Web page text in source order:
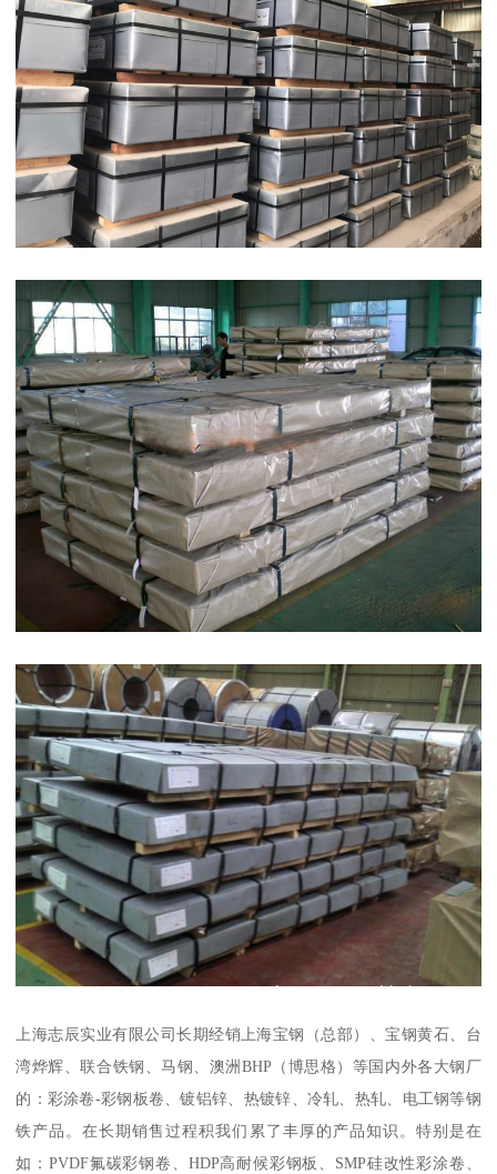
上海志辰实业有限公司长期经销上海宝钢（总部）、宝钢黄石、台
湾烨辉、联合铁钢、马钢、澳洲BHP（博思格）等国内外各大钢厂
的：彩涂卷-彩钢板卷、镀铝锌、热镀锌、冷轧、热轧、电工钢等钢
铁产品。在长期销售过程积我们累了丰厚的产品知识。特别是在
如：PVDF氟碳彩钢卷、HDP高耐候彩钢板、SMP硅改性彩涂卷、